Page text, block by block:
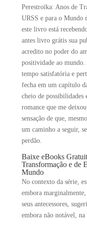
Perestroïka: Anos de
URSS e para o Mundo
este livro está
antes livro grátis sua
acredito no poder do
positividade ao
tempo satisfatória e
fecha em um capítulo
cheio de possibilidades
romance que me
sensação de que,
um caminho a seguir,
perdão.
Baixe eBooks
Transformação e de
Mundo
No contexto da série,
embora
seus antecessores,
embora não notável,